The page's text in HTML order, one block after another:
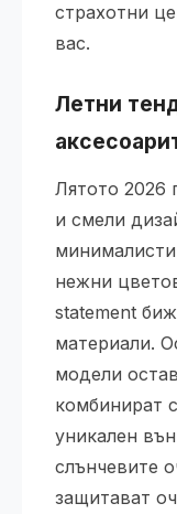
страхотни
вас.
Летни
Лятото 2026
и смели
нежни
statement
материали.
модели
комбинират
уникален
слънчевите
защитават